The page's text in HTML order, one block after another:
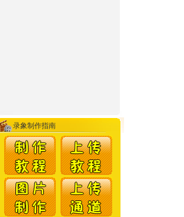
录象制作指南